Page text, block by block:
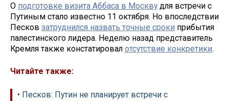
О подготовке визита Аббаса в Москву для встречи с
Путиным стало известно 11 октября. Но впоследствии
Песков затруднился назвать точные сроки прибытия
палестинского лидера. Неделю назад представитель
Кремля также констатировал отсутствие конкретики.
Читайте также:
• Песков: Путин не планирует встречи с